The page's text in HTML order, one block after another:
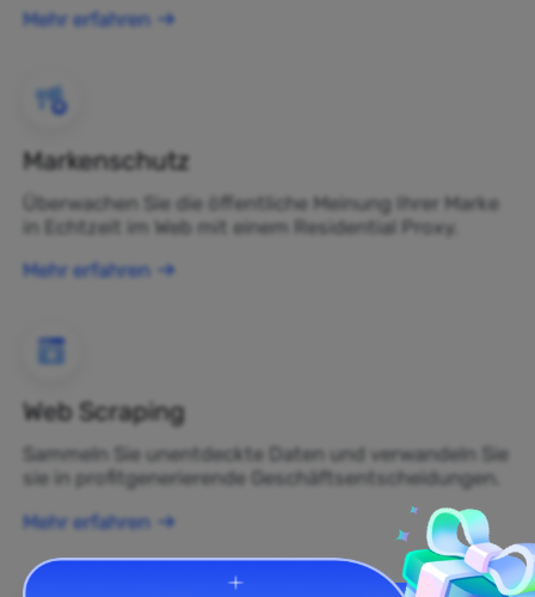
Mehr erfahren
Markenschutz
Überwachen Sie die öffentliche Meinung Ihrer Marke
in Echtzeit im Web mit einem Residential Proxy.
Mehr erfahren
Web Scraping
Sammeln Sie unentdeckte Daten und verwandeln Sie
sie in profitgenerierende Geschäftsentscheidungen.
Mehr erfahren